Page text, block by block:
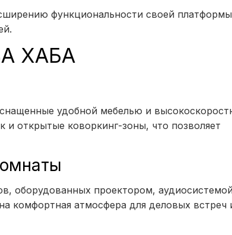
функциональности своей
ХАБА
удобной мебелью и
и открытые коворкинг-зоны, что позволяет
оборудованных проектором,
комфортная атмосфера для деловых встреч